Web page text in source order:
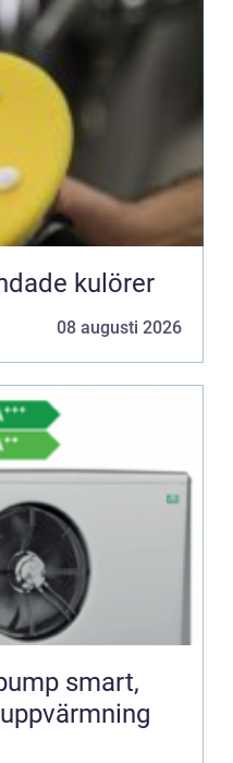
kulörer
08 augusti 2026